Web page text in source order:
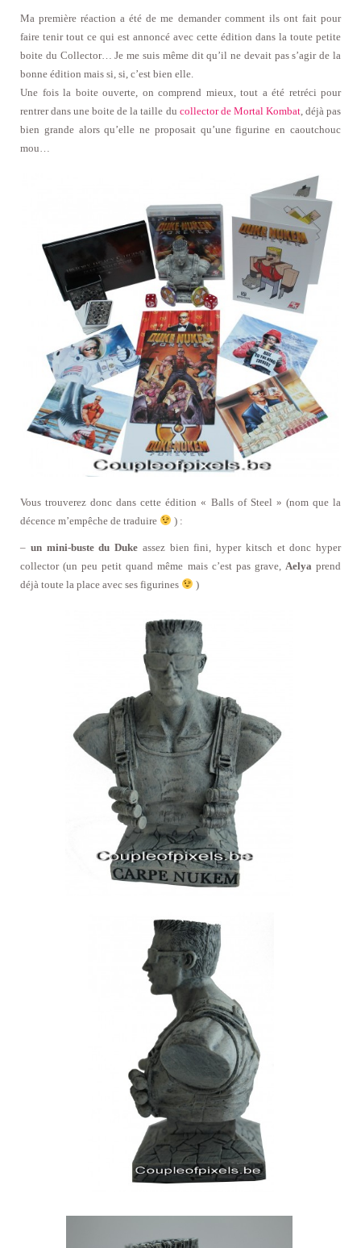
Ma première réaction a été de me demander comment ils ont fait pour
faire tenir tout ce qui est annoncé avec cette édition dans la toute petite
boite du Collector… Je me suis même dit qu’il ne devait pas s’agir de la
bonne édition mais si, si, c’est bien elle.
Une fois la boite ouverte, on comprend mieux, tout a été retréci pour
rentrer dans une boite de la taille du collector de Mortal Kombat, déjà pas
bien grande alors qu’elle ne proposait qu’une figurine en caoutchouc
mou…
Vous trouverez donc dans cette édition « Balls of Steel » (nom que la
décence m’empêche de traduire
) :
– un mini-buste du Duke assez bien fini, hyper kitsch et donc hyper
collector (un peu petit quand même mais c’est pas grave, Aelya prend
déjà toute la place avec ses figurines
)